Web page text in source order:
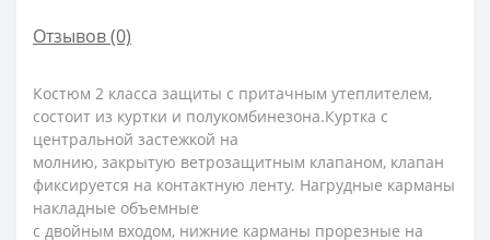
Отзывов (0)
Костюм 2 класса защиты с притачным утеплителем,
состоит из куртки и полукомбинезона.Куртка с
центральной застежкой на
молнию, закрытую ветрозащитным клапаном, клапан
фиксируется на контактную ленту. Нагрудные карманы
накладные объемные
с двойным входом, нижние карманы прорезные на